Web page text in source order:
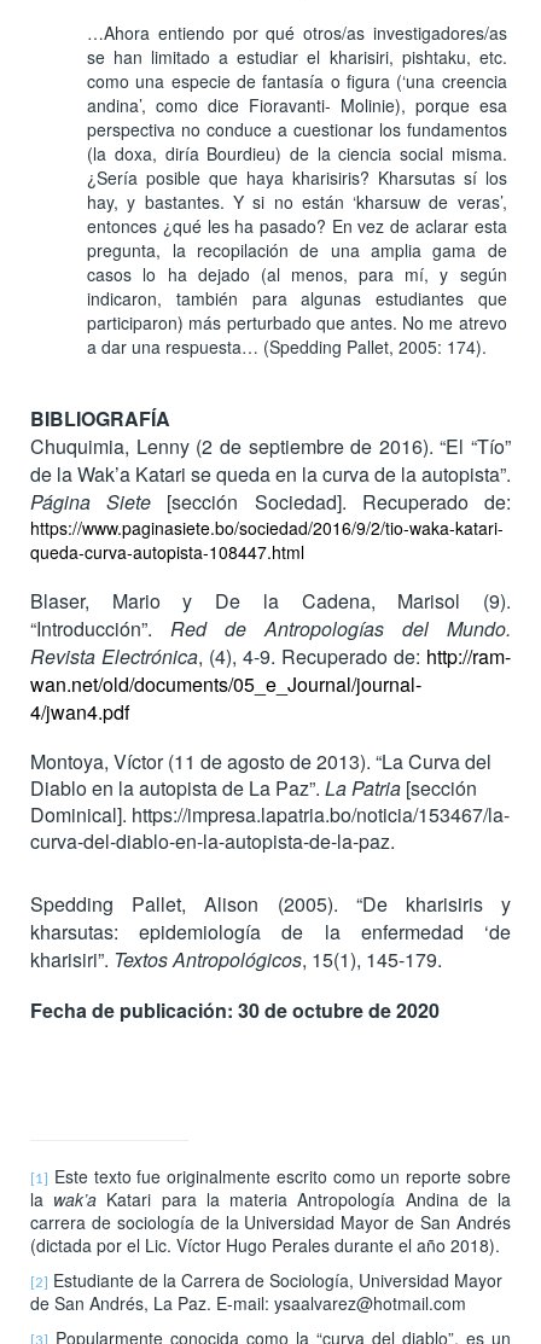
…Ahora entiendo por qué otros/as investigadores/as
se han limitado a estudiar el kharisiri, pishtaku, etc.
como una especie de fantasía o figura (‘una creencia
andina’, como dice Fioravanti- Molinie), porque esa
perspectiva no conduce a cuestionar los fundamentos
(la doxa, diría Bourdieu) de la ciencia social misma.
¿Sería posible que haya kharisiris? Kharsutas sí los
hay, y bastantes. Y si no están ‘kharsuw de veras’,
entonces ¿qué les ha pasado? En vez de aclarar esta
pregunta, la recopilación de una amplia gama de
casos lo ha dejado (al menos, para mí, y según
indicaron, también para algunas estudiantes que
participaron) más perturbado que antes. No me atrevo
a dar una respuesta… (Spedding Pallet, 2005: 174).
BIBLIOGRAFÍA
Chuquimia, Lenny (2 de septiembre de 2016). “El “Tío”
de la Wak’a Katari se queda en la curva de la autopista”.
Página Siete [sección Sociedad]. Recuperado de:
https://www.paginasiete.bo/sociedad/2016/9/2/tio-waka-katari-
queda-curva-autopista-108447.html
Blaser, Mario y De la Cadena, Marisol (9).
“Introducción”. Red de Antropologías del Mundo.
Revista Electrónica, (4), 4-9. Recuperado de: http://ram-
wan.net/old/documents/05_e_Journal/journal-
4/jwan4.pdf
Montoya, Víctor (11 de agosto de 2013). “La Curva del
Diablo en la autopista de La Paz”. La Patria [sección
Dominical]. https://impresa.lapatria.bo/noticia/153467/la-
curva-del-diablo-en-la-autopista-de-la-paz.
Spedding Pallet, Alison (2005). “De kharisiris y
kharsutas: epidemiología de la enfermedad ‘de
kharisiri”. Textos Antropológicos, 15(1), 145-179.
Fecha de publicación: 30 de octubre de 2020
[1]
Este texto fue originalmente escrito como un reporte sobre
la wak’a Katari para la materia Antropología Andina de la
carrera de sociología de la Universidad Mayor de San Andrés
(dictada por el Lic. Víctor Hugo Perales durante el año 2018).
[2]
Estudiante de la Carrera de Sociología, Universidad Mayor
de San Andrés, La Paz. E-mail: ysaalvarez@hotmail.com
Popularmente conocida como la “curva del diablo”, es un